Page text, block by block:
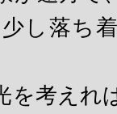
し落ち
を考えれ